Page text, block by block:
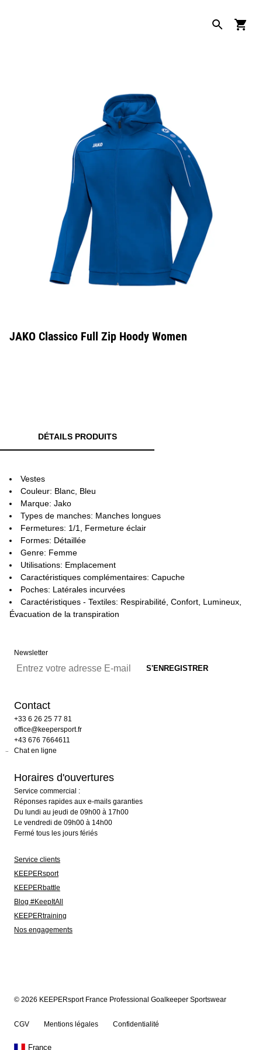
JAKO Classico Full Zip Hoody Women
DÉTAILS PRODUITS
Vestes
Couleur: Blanc, Bleu
Marque: Jako
Types de manches: Manches longues
Fermetures: 1/1, Fermeture éclair
Formes: Détaillée
Genre: Femme
Utilisations: Emplacement
Caractéristiques complémentaires: Capuche
Poches: Latérales incurvées
Caractéristiques - Textiles: Respirabilité, Confort, Lumineux,
Évacuation de la transpiration
Newsletter
Contact
+33 6 26 25 77 81
office@keepersport.fr
+43 676 7664611
Chat en ligne
Horaires d'ouvertures
Service commercial :
Réponses rapides aux e-mails garanties
Du lundi au jeudi de 09h00 à 17h00
Le vendredi de 09h00 à 14h00
Fermé tous les jours fériés
Service clients
KEEPERsport
KEEPERbattle
Blog #KeepItAll
KEEPERtraining
Nos engagements
© 2026 KEEPERsport France Professional Goalkeeper Sportswear
CGV Mentions légales Confidentialité
France